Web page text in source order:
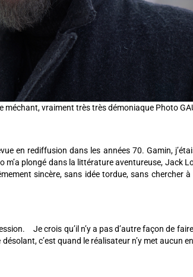
méchant, vraiment très très démoniaque Photo
en rediffusion dans les années 70. Gamin,
plongé dans la littérature aventureuse, Jack
sincère, sans idée tordue, sans chercher
Je crois qu’il n’y a pas d’autre façon de
c’est quand le réalisateur n’y met aucun